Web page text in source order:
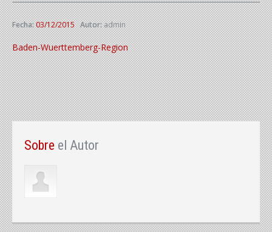
Fecha:03/12/2015 Autor:admin
Baden-Wuerttemberg-Region
Sobre el Autor